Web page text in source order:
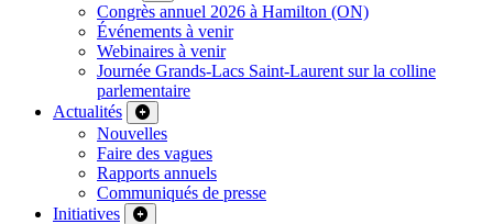
Congrès annuel 2026 à Hamilton (ON)
Événements à venir
Webinaires à venir
Journée Grands-Lacs Saint-Laurent sur la colline
parlementaire
Actualités
Nouvelles
Faire des vagues
Rapports annuels
Communiqués de presse
Initiatives